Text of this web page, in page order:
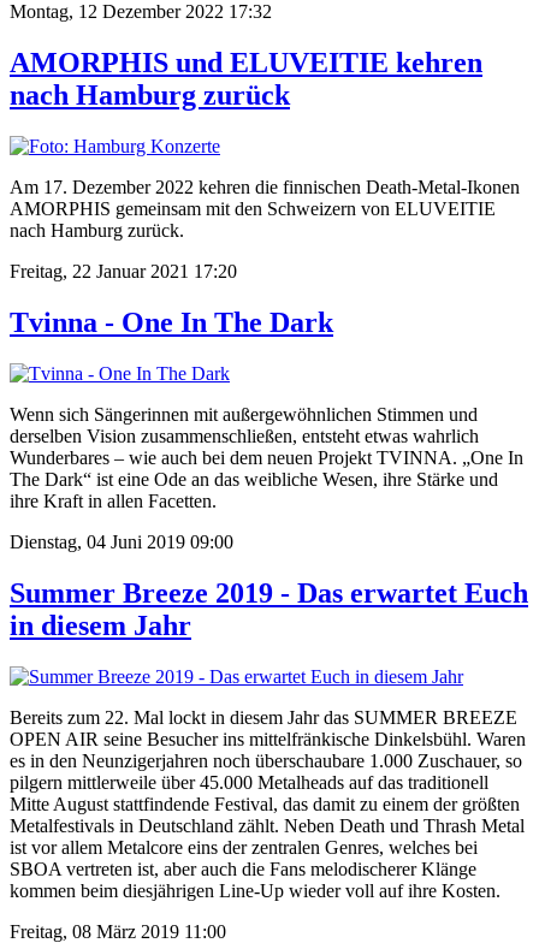
Montag, 12 Dezember 2022 17:32
AMORPHIS und ELUVEITIE kehren
nach Hamburg zurück
Am 17. Dezember 2022 kehren die finnischen Death-Metal-Ikonen
AMORPHIS gemeinsam mit den Schweizern von ELUVEITIE
nach Hamburg zurück.
Freitag, 22 Januar 2021 17:20
Tvinna - One In The Dark
Wenn sich Sängerinnen mit außergewöhnlichen Stimmen und
derselben Vision zusammenschließen, entsteht etwas wahrlich
Wunderbares – wie auch bei dem neuen Projekt TVINNA. „One In
The Dark“ ist eine Ode an das weibliche Wesen, ihre Stärke und
ihre Kraft in allen Facetten.
Dienstag, 04 Juni 2019 09:00
Summer Breeze 2019 - Das erwartet Euch
in diesem Jahr
Bereits zum 22. Mal lockt in diesem Jahr das SUMMER BREEZE
OPEN AIR seine Besucher ins mittelfränkische Dinkelsbühl. Waren
es in den Neunzigerjahren noch überschaubare 1.000 Zuschauer, so
pilgern mittlerweile über 45.000 Metalheads auf das traditionell
Mitte August stattfindende Festival, das damit zu einem der größten
Metalfestivals in Deutschland zählt. Neben Death und Thrash Metal
ist vor allem Metalcore eins der zentralen Genres, welches bei
SBOA vertreten ist, aber auch die Fans melodischerer Klänge
kommen beim diesjährigen Line-Up wieder voll auf ihre Kosten.
Freitag, 08 März 2019 11:00